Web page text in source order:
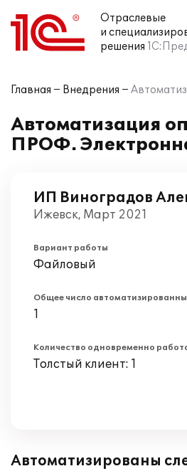
Отраслевые
и
решения
Главная Внедрения
Автоматизация
ПРОФ.
ИП Виноградов
Ижевск, Март 2021
Вариант работы
Файловый
Общее число
1
Количество одновременно
Толстый клиент: 1
Автоматизированы